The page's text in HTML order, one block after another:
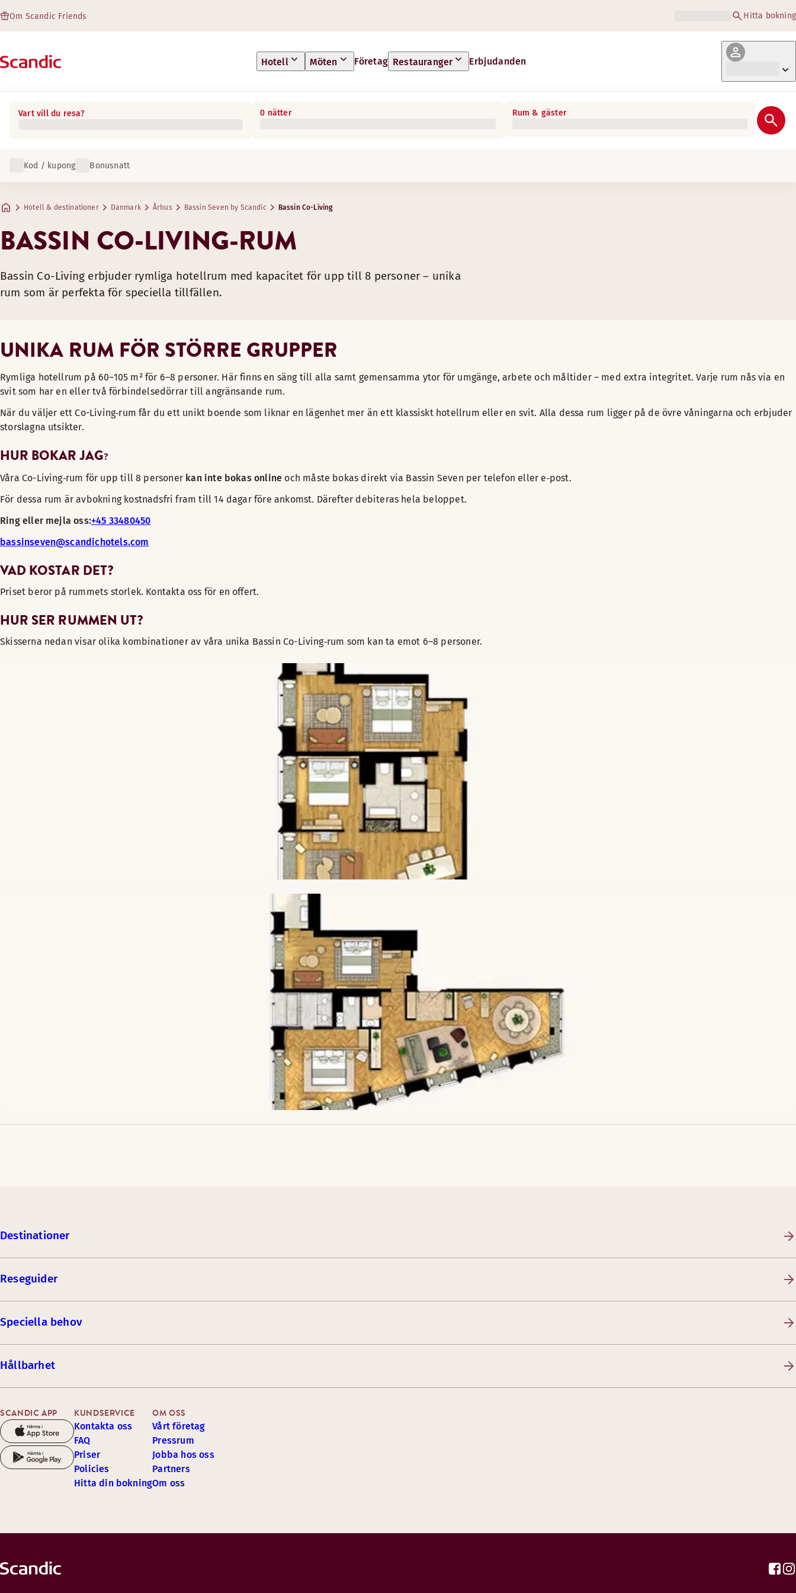
Om Scandic Friends Hitta bokning
Hotell Möten Företag Restauranger Erbjudanden
Vart vill du resa? 0 nätter Rum & gäster
Kod / kupong Bonusnatt
Hotell & destinationer Danmark Århus Bassin Seven by Scandic Bassin Co-Living
BASSIN CO-LIVING‑RUM
Bassin Co-Living erbjuder rymliga hotellrum med kapacitet för upp till 8 personer – unika
rum som är perfekta för speciella tillfällen.
UNIKA RUM FÖR STÖRRE GRUPPER
Rymliga hotellrum på 60–105 m² för 6–8 personer. Här finns en säng till alla samt gemensamma ytor för umgänge, arbete och måltider – med extra integritet. Varje rum nås via en
svit som har en eller två förbindelsedörrar till angränsande rum.
När du väljer ett Co-Living‑rum får du ett unikt boende som liknar en lägenhet mer än ett klassiskt hotellrum eller en svit. Alla dessa rum ligger på de övre våningarna och erbjuder
storslagna utsikter.
HUR BOKAR JAG?
Våra Co-Living‑rum för upp till 8 personer kan inte bokas online och måste bokas direkt via Bassin Seven per telefon eller e‑post.
För dessa rum är avbokning kostnadsfri fram till 14 dagar före ankomst. Därefter debiteras hela beloppet.
Ring eller mejla oss:+45 33480450
bassinseven@scandichotels.com
VAD KOSTAR DET?
Priset beror på rummets storlek. Kontakta oss för en offert.
HUR SER RUMMEN UT?
Skisserna nedan visar olika kombinationer av våra unika Bassin Co-Living‑rum som kan ta emot 6–8 personer.
Destinationer
Reseguider
Speciella behov
Hållbarhet
SCANDIC APP KUNDSERVICE
Kontakta oss
FAQ
Priser
Policies
Hitta din bokning
OM OSS
Vårt företag
Pressrum
Jobba hos oss
Partners
Om oss